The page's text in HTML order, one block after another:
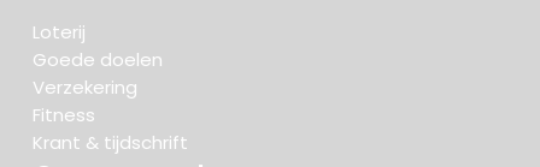
Loterij
Goede doelen
Verzekering
Fitness
Krant & tijdschrift